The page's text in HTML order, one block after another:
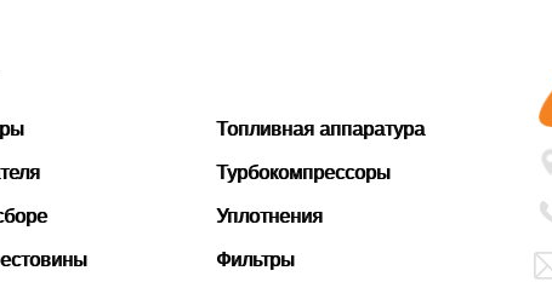
Топливная аппаратура
Турбокомпрессоры
Уплотнения
Фильтры